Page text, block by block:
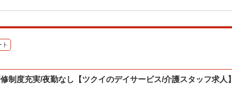
制度充実/夜勤なし【ツクイのデイサービス/介護スタッフ求人】